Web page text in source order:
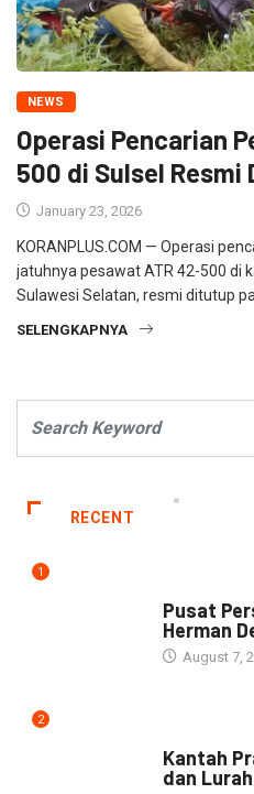
NEWS
Operasi Pencarian
500 di Sulsel Resmi
January 23, 2026
KORANPLUS.COM — Operasi
jatuhnya pesawat ATR 42-500 di
Sulawesi Selatan, resmi ditutup
SELENGKAPNYA
RECENT
1
Pusat
Herman
August 7,
2
Kantah
dan